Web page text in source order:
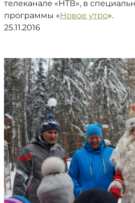
телеканале «НТВ», в
программы «Новое утро».
25.11.2016